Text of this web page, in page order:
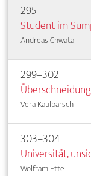
295
Student im
Andreas Chwatal
299–302
Vera Kaulbarsch
303–304
Universität,
Wolfram Ette